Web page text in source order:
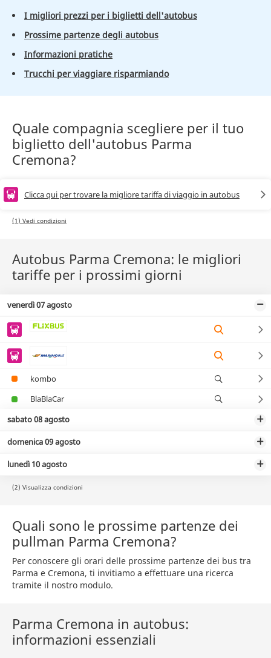
I migliori prezzi per i biglietti dell'autobus
Prossime partenze degli autobus
Informazioni pratiche
Trucchi per viaggiare risparmiando
Quale compagnia scegliere per il tuo
biglietto dell'autobus Parma
Cremona?
Clicca qui per trovare la migliore tariffa di viaggio in autobus
(1) Vedi condizioni
Autobus Parma Cremona: le migliori
tariffe per i prossimi giorni
venerdì 07 agosto
kombo
BlaBlaCar
sabato 08 agosto
domenica 09 agosto
lunedì 10 agosto
(2) Visualizza condizioni
Quali sono le prossime partenze dei
pullman Parma Cremona?
Per conoscere gli orari delle prossime partenze dei bus tra
Parma e Cremona, ti invitiamo a effettuare una ricerca
tramite il nostro modulo.
Parma Cremona in autobus:
informazioni essenziali